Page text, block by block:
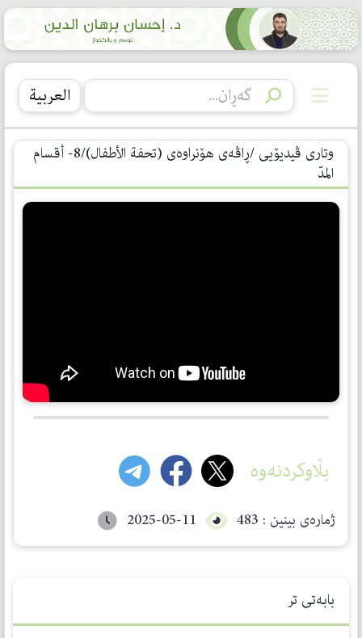
العربیة
وتاری ڤیدیۆیی /ڕاڤەی هۆنراوەی (تحفة الأطفال)/8- أقسام
المدّ
بڵاوکردنەوە
ژمارەی بینین : 483 2025-05-11
بابەتی تر